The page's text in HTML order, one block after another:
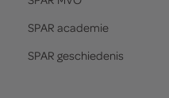
SPAR academie
SPAR geschiedenis